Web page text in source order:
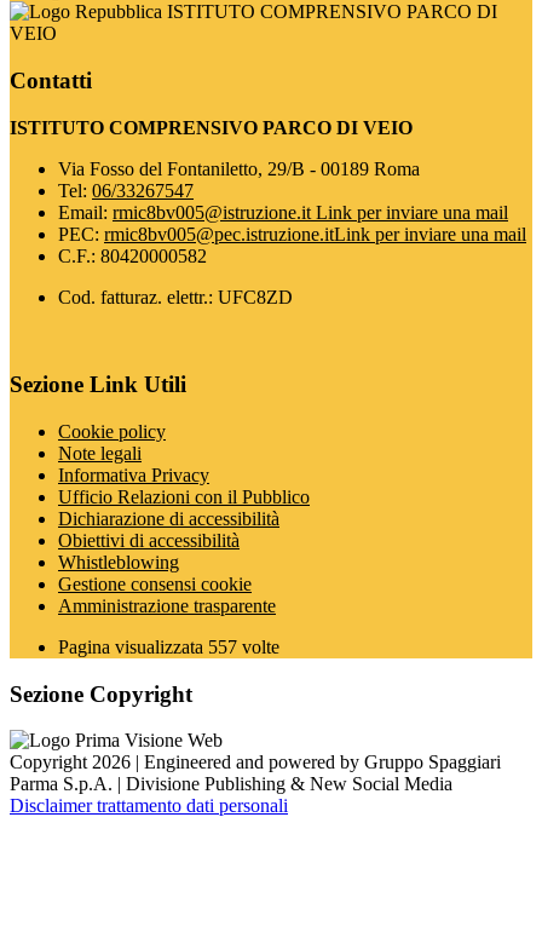
ISTITUTO COMPRENSIVO PARCO DI
VEIO
Contatti
ISTITUTO COMPRENSIVO PARCO DI VEIO
Via Fosso del Fontaniletto, 29/B - 00189 Roma
Tel: 06/33267547
Email: rmic8bv005@istruzione.it Link per inviare una mail
PEC: rmic8bv005@pec.istruzione.itLink per inviare una mail
C.F.: 80420000582
Cod. fatturaz. elettr.: UFC8ZD
Sezione Link Utili
Cookie policy
Note legali
Informativa Privacy
Ufficio Relazioni con il Pubblico
Dichiarazione di accessibilità
Obiettivi di accessibilità
Whistleblowing
Gestione consensi cookie
Amministrazione trasparente
Pagina visualizzata 557 volte
Sezione Copyright
Copyright 2026 | Engineered and powered by Gruppo Spaggiari
Parma S.p.A. | Divisione Publishing & New Social Media
Disclaimer trattamento dati personali